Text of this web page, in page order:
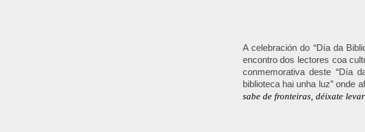
A celebración do “Día da
encontro dos lectores coa
conmemorativa deste “Día
biblioteca hai unha luz” onde
sabe de fronteiras, déixate